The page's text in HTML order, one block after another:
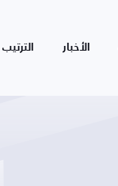
الأخبار الترتيب